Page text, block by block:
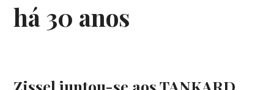
há 30 anos
Zissel juntou-se aos TANKARD